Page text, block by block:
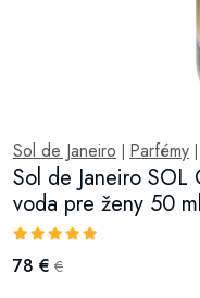
Sol de Janeiro Parfémy
Sol de Janeiro
voda pre ženy 50 ml
78 € €